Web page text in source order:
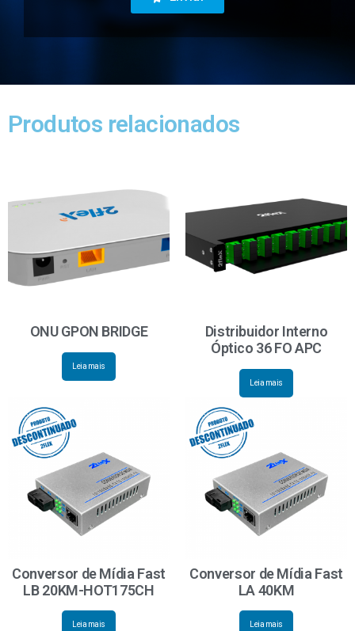
Produtos relacionados
ONU GPON BRIDGE
Leia mais
Distribuidor Interno
Óptico 36 FO APC
Leia mais
Conversor de Mídia Fast
LB 20KM-HOT175CH
Leia mais
Conversor de Mídia Fast
LA 40KM
Leia mais